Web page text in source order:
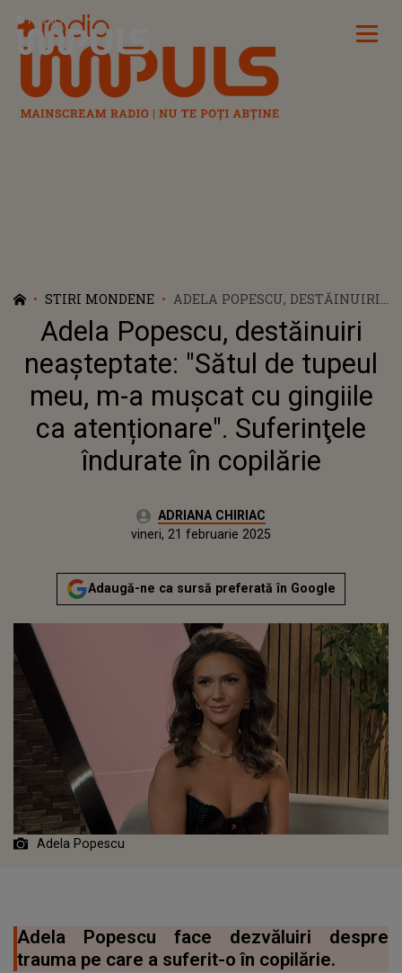
Radio Impuls
STIRI MONDENE
ADELA POPESCU, DESTĂINUIRI
NEAȘTEPTATE: "SĂTUL DE
TUPEUL MEU, M-A MUȘCAT CU
GINGIILE CA ATENȚIONARE".
SUFERINŢELE ÎNDURATE ÎN
COPILĂRIE
Adela Popescu, destăinuiri
neașteptate: "Sătul de tupeul
meu, m-a mușcat cu gingiile
ca atenționare". Suferinţele
îndurate în copilărie
Autor:ADRIANA CHIRIAC
vineri, 21 februarie 2025Actualizat:
vineri, 21 februarie 2025
Adaugă-ne ca sursă preferată în Google
Adela Popescu
Adela Popescu face dezvăluiri despre
trauma pe care a suferit-o în copilărie.